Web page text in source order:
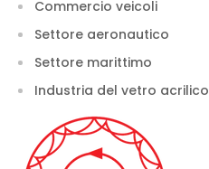
Commercio veicoli
Settore aeronautico
Settore marittimo
Industria del vetro acrilico